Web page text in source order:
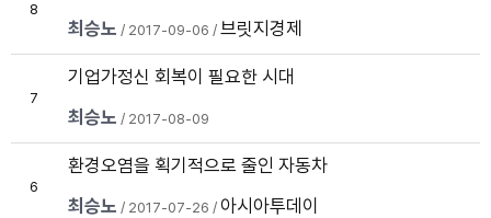
8
최승노 / 2017-09-06 / 브릿지경제
7
기업가정신 회복이 필요한 시대
최승노 / 2017-08-09
6
환경오염을 획기적으로 줄인 자동차
최승노 / 2017-07-26 / 아시아투데이